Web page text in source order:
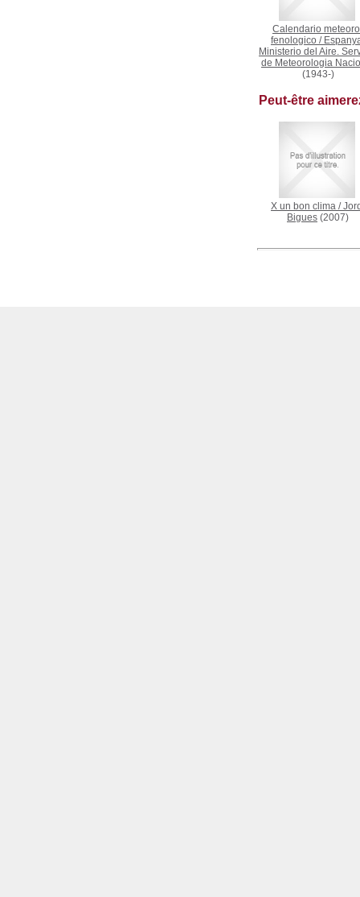
Calendario
fenologico /
Ministerio del Aire.
de Meteorologia
(1943-)
Peut-être
X un bon clima /
Bigues (2007)